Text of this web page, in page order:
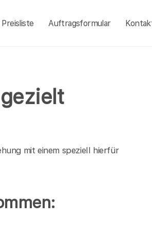
Auftragsformular
mit einem speziell hierfür